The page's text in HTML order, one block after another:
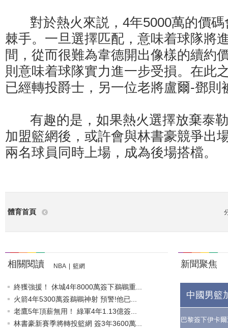
對於熱火來説，4年5000萬的價碼
棘手。一旦選擇匹配，意味着球隊將
間，從而很難為韋德開出像樣的續約
則意味着球隊實力進一步受損。在此
已經轉投爵士，另一位老將盧爾-鄧則
有趣的是，如果熱火選擇放棄泰勒
加盟籃網後，或許會與林書豪競爭出
兩名球員同時上場，成為後場搭檔。
體育首頁
相關閱讀 NBA 籃網
終獲強援！ 休城4年8000萬簽下鵜鶘重...
火箭4年5300萬簽鵜鶘神射 預警!他已...
老鷹5年頂薪無用！ 綠軍4年1.13億簽...
林書豪新賽季將轉投籃網 簽3年3600萬...
新聞聚焦
中國男籃
巴黎簽下伊卡